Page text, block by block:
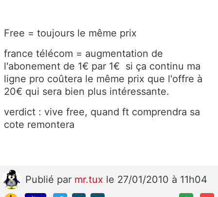
Free = toujours le même prix
france télécom = augmentation de
l'abonement de 1€ par 1€ si ça continu ma
ligne pro coûtera le même prix que l'offre à
20€ qui sera bien plus intéressante.
verdict : vive free, quand ft comprendra sa
cote remontera
Publié par mr.tux le 27/01/2010 à 11h04